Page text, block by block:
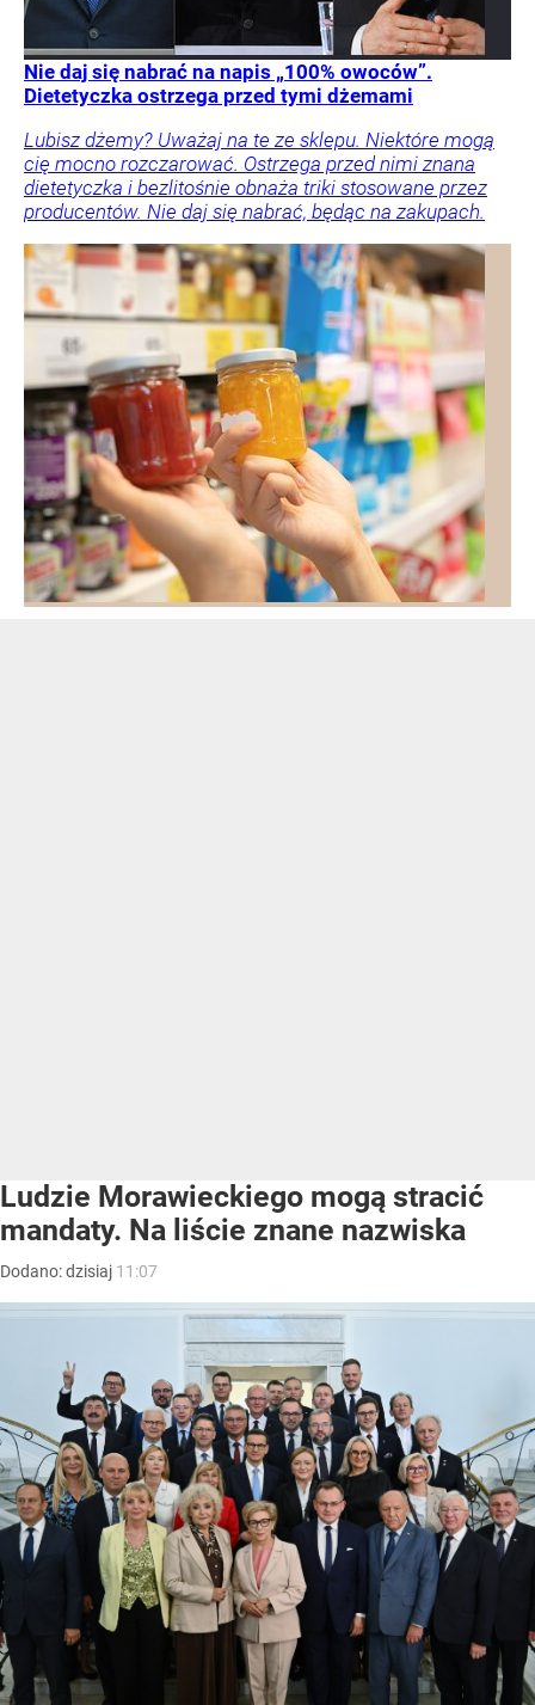
Nie daj się nabrać na napis „100% owoców”.
Dietetyczka ostrzega przed tymi dżemami
Lubisz dżemy? Uważaj na te ze sklepu. Niektóre mogą
cię mocno rozczarować. Ostrzega przed nimi znana
dietetyczka i bezlitośnie obnaża triki stosowane przez
producentów. Nie daj się nabrać, będąc na zakupach.
Ludzie Morawieckiego mogą stracić
mandaty. Na liście znane nazwiska
Dodano:dzisiaj 11:07